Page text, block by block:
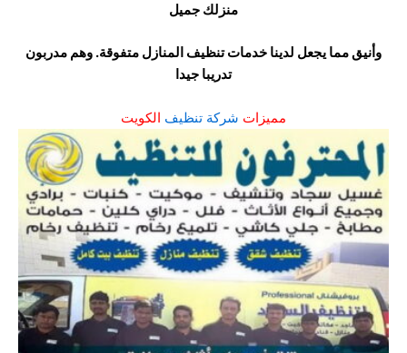
منزلك جميل
وأنيق مما يجعل لدينا خدمات تنظيف المنازل متفوقة. وهم مدربون
تدريبا جيدا
مميزات شركة تنظيف الكويت